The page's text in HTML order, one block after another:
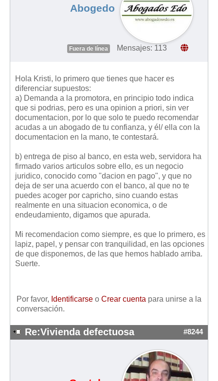
Abogedo
Fuera de línea Mensajes: 113
Hola Kristi, lo primero que tienes que hacer es
diferenciar supuestos:
a) Demanda a la promotora, en principio todo indica
que si podrias, pero es una opinion a priori, sin ver
documentacion, por lo que solo te puedo recomendar
acudas a un abogado de tu confianza, y él/ ella con la
documentacion en la mano, te contestará.
b) entrega de piso al banco, en esta web, servidora ha
firmado varios articulos sobre ello, es un negocio
juridico, conocido como "dacion en pago", y que no
deja de ser una acuerdo con el banco, al que no te
puedes acoger por capricho, sino cuando estas
realmente en una situacion economica, o de
endeudamiento, digamos que apurada.
Mi recomendacion como siempre, es que lo primero, es
lapiz, papel, y pensar con tranquilidad, en las opciones
de que disponemos, de las que hemos hablado arriba.
Suerte.
Por favor, Identificarse o Crear cuenta para unirse a la
conversación.
Re:Vivienda defectuosa #8244